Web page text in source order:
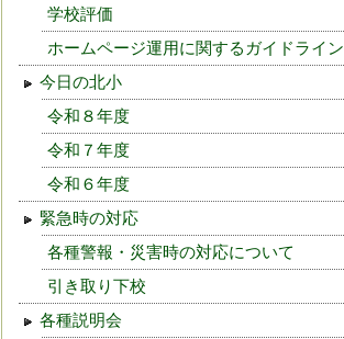
学校評価
ホームページ運用に関するガイドライン
今日の北小
令和８年度
令和７年度
令和６年度
緊急時の対応
各種警報・災害時の対応について
引き取り下校
各種説明会